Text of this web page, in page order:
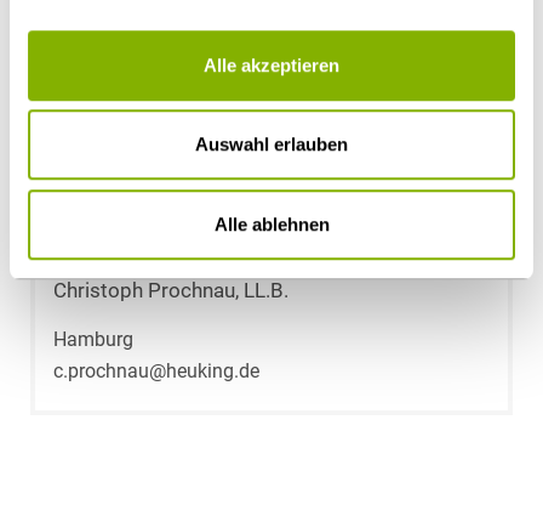
Alle akzeptieren
Auswahl erlauben
Alle ablehnen
Christoph Prochnau, LL.B.
Hamburg
c.prochnau@heuking.de